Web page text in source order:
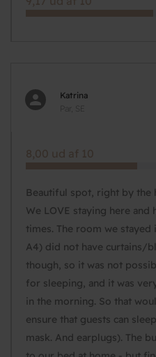
Katrina
Par, SE
8,00 ud af 10
Beautiful spot, right by the
We LOVE staying here and
times. The room we
A4) did not have curtains/
though, so it was not
for sleeping, and it was
in the morning. So that
ensure that guests can
mask. And earplugs). The